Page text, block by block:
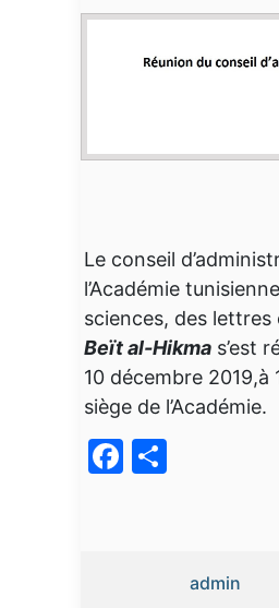
Le conseil
l’Académie
sciences, des
Beït al-Hikma s’est
10 décembre 2019,à
siège de l’Académie.
Facebook
admin